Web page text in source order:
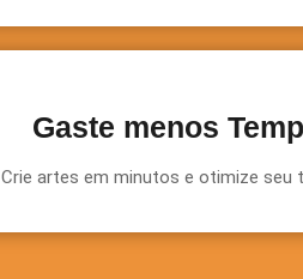
Gaste menos
Crie artes em minutos e otimize seu